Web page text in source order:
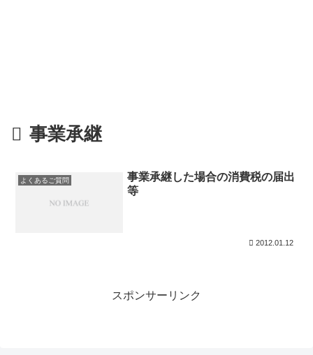
事業承継
よくあるご質問
事業承継した場合の消費税の届出
等
2012.01.12
スポンサーリンク